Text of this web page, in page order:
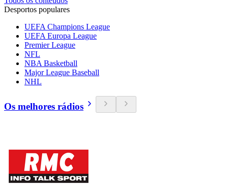
Desportos populares
UEFA Champions League
UEFA Europa League
Premier League
NFL
NBA Basketball
Major League Baseball
NHL
Os melhores rádios